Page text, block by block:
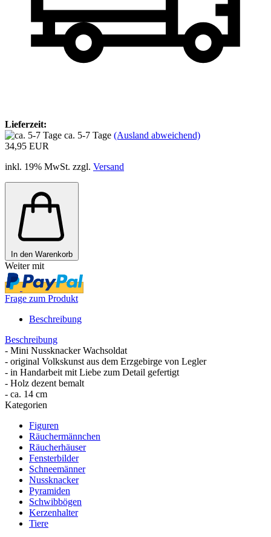
Lieferzeit:
ca. 5-7 Tage (Ausland abweichend)
34,95 EUR
inkl. 19% MwSt. zzgl. Versand
In den Warenkorb
Weiter mit
Frage zum Produkt
Beschreibung
Beschreibung
- Mini Nussknacker Wachsoldat
- original Volkskunst aus dem Erzgebirge von Legler
- in Handarbeit mit Liebe zum Detail gefertigt
- Holz dezent bemalt
- ca. 14 cm
Kategorien
Figuren
Räuchermännchen
Räucherhäuser
Fensterbilder
Schneemänner
Nussknacker
Pyramiden
Schwibbögen
Kerzenhalter
Tiere